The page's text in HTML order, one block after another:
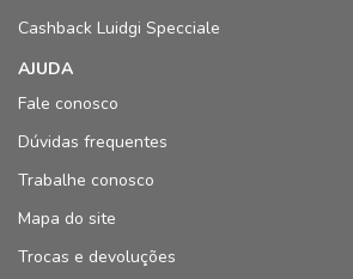
Cashback Luidgi Specciale
AJUDA
Fale conosco
Dúvidas frequentes
Trabalhe conosco
Mapa do site
Trocas e devoluções